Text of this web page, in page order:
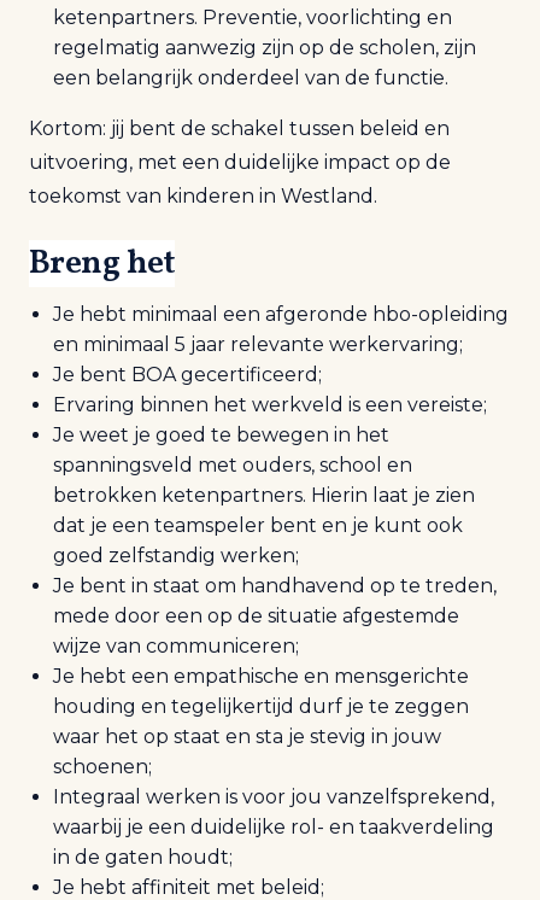
ketenpartners. Preventie, voorlichting en
regelmatig aanwezig zijn op de scholen, zijn
een belangrijk onderdeel van de functie.
Kortom: jij bent de schakel tussen beleid en
uitvoering, met een duidelijke impact op de
toekomst van kinderen in Westland.
Breng het
Je hebt minimaal een afgeronde hbo-opleiding
en minimaal 5 jaar relevante werkervaring;
Je bent BOA gecertificeerd;
Ervaring binnen het werkveld is een vereiste;
Je weet je goed te bewegen in het
spanningsveld met ouders, school en
betrokken ketenpartners. Hierin laat je zien
dat je een teamspeler bent en je kunt ook
goed zelfstandig werken;
Je bent in staat om handhavend op te treden,
mede door een op de situatie afgestemde
wijze van communiceren;
Je hebt een empathische en mensgerichte
houding en tegelijkertijd durf je te zeggen
waar het op staat en sta je stevig in jouw
schoenen;
Integraal werken is voor jou vanzelfsprekend,
waarbij je een duidelijke rol- en taakverdeling
in de gaten houdt;
Je hebt affiniteit met beleid;